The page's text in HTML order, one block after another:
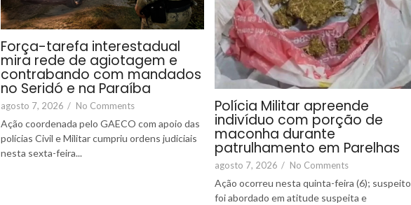
Força-tarefa interestadual
mira rede de agiotagem e
contrabando com mandados
no Seridó e na Paraíba
agosto 7, 2026 / No Comments
Ação coordenada pelo GAECO com apoio das
polícias Civil e Militar cumpriu ordens judiciais
nesta sexta-feira...
Polícia Militar apreende
indivíduo com porção de
maconha durante
patrulhamento em Parelhas
agosto 7, 2026 / No Comments
Ação ocorreu nesta quinta-feira (6); suspeito
foi abordado em atitude suspeita e